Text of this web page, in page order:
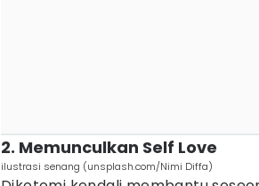
2. Memunculkan Self Love
ilustrasi senang (unsplash.com/Nimi Diffa)